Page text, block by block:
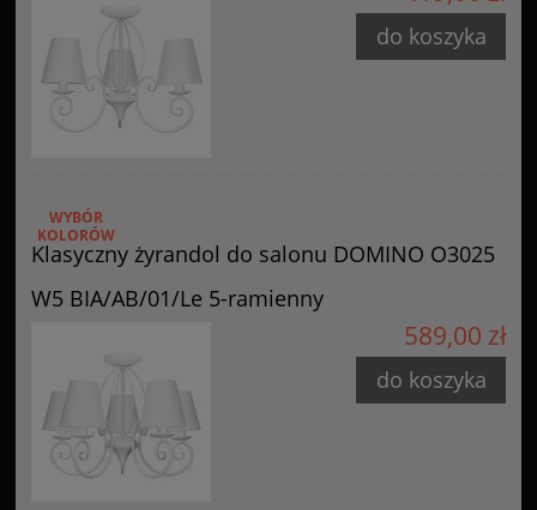
do koszyka
Klasyczny żyrandol do salonu DOMINO O3025
W5 BIA/AB/01/Le 5-ramienny
WYBÓR
KOLORÓW
589,00 zł
do koszyka